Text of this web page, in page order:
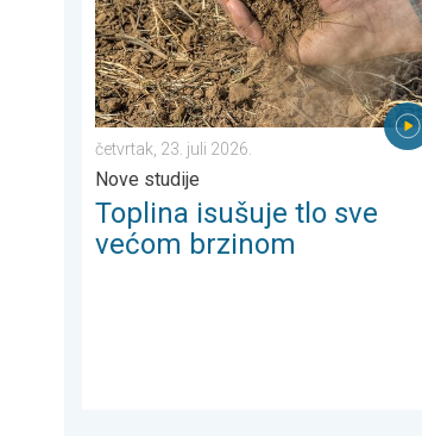
četvrtak, 23. juli 2026.
Nove studije
Toplina isušuje tlo sve
većom brzinom